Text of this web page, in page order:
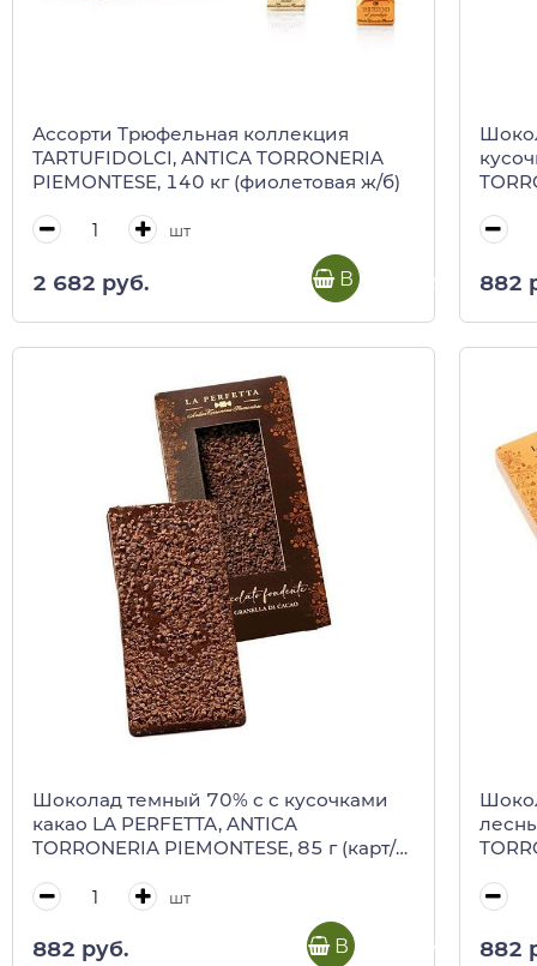
Ассорти Трюфельная коллекция
TARTUFIDOLCI, ANTICA TORRONERIA
PIEMONTESE, 140 кг (фиолетовая ж/б)
шт
2 682 руб. В корзину 882
Шоколад темный 70% с с кусочками
какао LA PERFETTA, ANTICA
TORRONERIA PIEMONTESE, 85 г (карт/
шт
882 руб. В корзину 882